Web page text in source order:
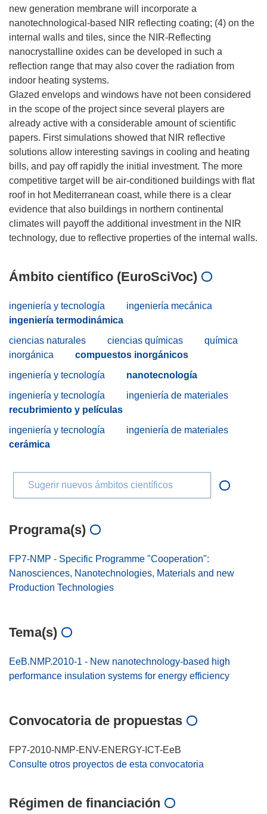
new generation membrane will incorporate a
nanotechnological-based NIR reflecting coating; (4) on the
internal walls and tiles, since the NIR-Reflecting
nanocrystalline oxides can be developed in such a
reflection range that may also cover the radiation from
indoor heating systems.
Glazed envelops and windows have not been considered
in the scope of the project since several players are
already active with a considerable amount of scientific
papers. First simulations showed that NIR reflective
solutions allow interesting savings in cooling and heating
bills, and pay off rapidly the initial investment. The more
competitive target will be air-conditioned buildings with flat
roof in hot Mediterranean coast, while there is a clear
evidence that also buildings in northern continental
climates will payoff the additional investment in the NIR
Ámbito científico (EuroSciVoc)
ingeniería y tecnología
ingeniería mecánica
ingeniería termodinámica
ciencias naturales
ciencias químicas
química
inorgánica
compuestos inorgánicos
ingeniería y tecnología
nanotecnología
ingeniería y tecnología
ingeniería de materiales
recubrimiento y películas
ingeniería y tecnología
ingeniería de materiales
cerámica
Sugerir nuevos ámbitos científicos
Programa(s)
FP7-NMP - Specific Programme "Cooperation":
Nanosciences, Nanotechnologies, Materials and new
Production Technologies
Tema(s)
EeB.NMP.2010-1 - New nanotechnology-based high
performance insulation systems for energy efficiency
Convocatoria de propuestas
FP7-2010-NMP-ENV-ENERGY-ICT-EeB
Consulte otros proyectos de esta convocatoria
Régimen de financiación